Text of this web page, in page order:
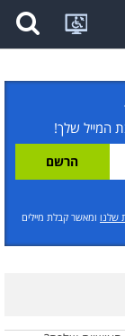
המייל שלך!
שלנו ומאשר קבלת מיילים